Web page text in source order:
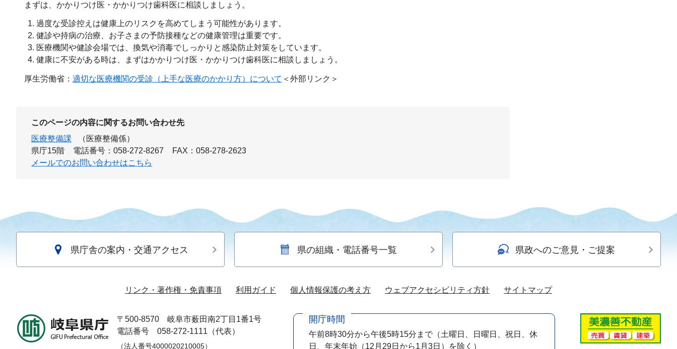
まずは、かかりつけ医・かかりつけ歯科医に相談しましょう。
過度な受診控えは健康上のリスクを高めてしまう可能性があります。
健診や持病の治療、お子さまの予防接種などの健康管理は重要です。
医療機関や健診会場では、換気や消毒でしっかりと感染防止対策をしています。
健康に不安がある時は、まずはかかりつけ医・かかりつけ歯科医に相談しましょう。
厚生労働省： 適切な医療機関の受診（上手な医療のかかり方）について ＜外部リンク＞
このページの内容に関するお問い合わせ先
医療整備課
（医療整備係）
県庁15階
電話番号：058-272-8267
FAX：058-278-2623
メールでのお問い合わせはこちら
県庁舎の案内・交通アクセス 県の組織・電話番号一覧 県政へのご意見・ご提案
リンク・著作権・免責事項 利用ガイド 個人情報保護の考え方 ウェブアクセシビリティ方針 サイトマップ
〒500-8570
岐阜市薮田南2丁目1番1号
電話番号 058-272-1111（代表）
（法人番号4000020210005）
開庁時間
午前8時30分から午後5時15分まで （土曜日、日曜日、祝日、休
日、年末年始（12月29日から1月3日）を除く）